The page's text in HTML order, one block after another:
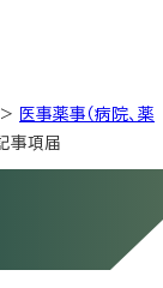
> 医事薬事（病院、薬
事項届